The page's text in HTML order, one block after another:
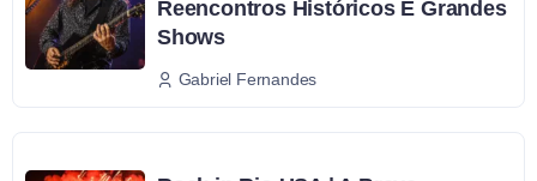
Reencontros Históricos E Grandes
Shows
Gabriel Fernandes